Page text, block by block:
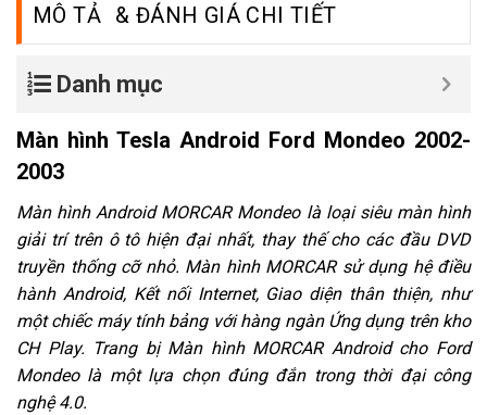
MÔ TẢ
Danh mục
Màn hình Tesla Android Ford Mondeo 2002-
2003
Màn hình AndroidMORCAR Mondeo là loại siêu màn hình
giải trí trên ô tô hiện đại nhất, thay thế cho các đầu DVD
truyền thống cỡ nhỏ. Màn hình MORCAR sử dụng hệ điều
hành Android, Kết nối Internet, Giao diện thân thiện, như
một chiếc máy tính bảng với hàng ngàn Ứng dụng trên kho
CH Play. Trang bị Màn hình MORCAR Android cho Ford
Mondeo là một lựa chọn đúng đắn trong thời đại công
nghệ 4.0.